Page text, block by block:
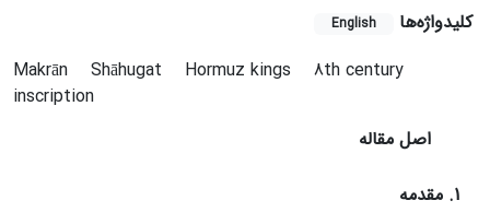
کلیدواژه‌ها English
Makrān Shāhugat Hormuz kings
8th century
inscription
اصل مقاله
1. مقدمه